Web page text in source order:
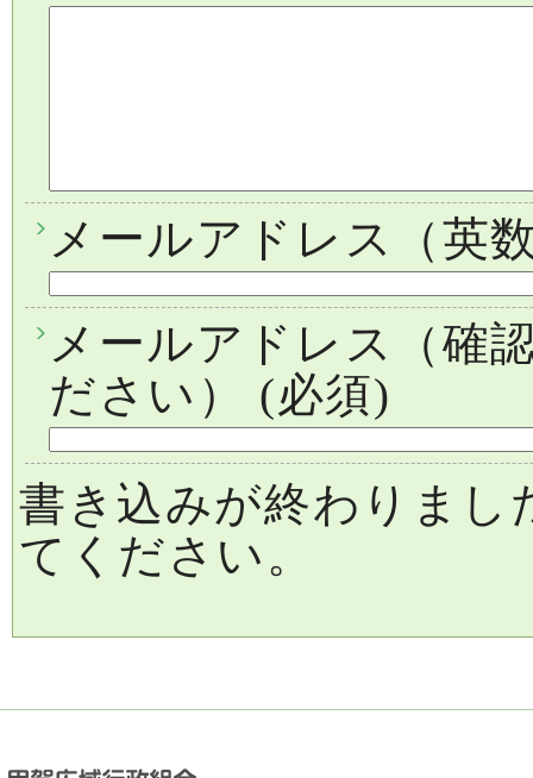
メールアドレス（英
メールアドレス（確
ださい）
(必須)
書き込みが終わりまし
てください。